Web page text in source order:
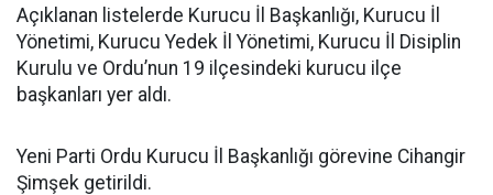
Açıklanan listelerde Kurucu İl Başkanlığı, Kurucu İl
Yönetimi, Kurucu Yedek İl Yönetimi, Kurucu İl Disiplin
Kurulu ve Ordu’nun 19 ilçesindeki kurucu ilçe
başkanları yer aldı.
Yeni Parti Ordu Kurucu İl Başkanlığı görevine Cihangir
Şimşek getirildi.